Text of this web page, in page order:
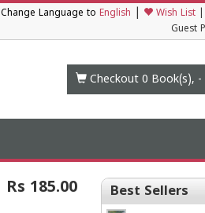
Change Language to English Wish List
Guest
Checkout 0 Book(s), -
Rs 185.00 Best Sellers